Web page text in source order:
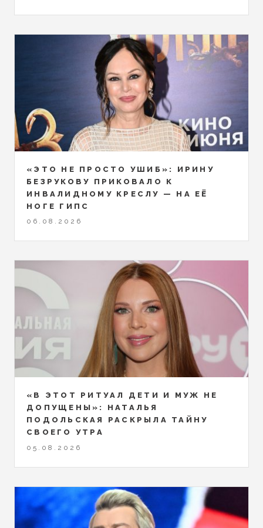
«ЭТО НЕ ПРОСТО УШИБ»: ИРИНУ
БЕЗРУКОВУ ПРИКОВАЛО К
ИНВАЛИДНОМУ КРЕСЛУ — НА ЕЁ
НОГЕ ГИПС
06.08.2026
«В ЭТОТ РИТУАЛ ДЕТИ И МУЖ НЕ
ДОПУЩЕНЫ»: НАТАЛЬЯ
ПОДОЛЬСКАЯ РАСКРЫЛА ТАЙНУ
СВОЕГО УТРА
05.08.2026